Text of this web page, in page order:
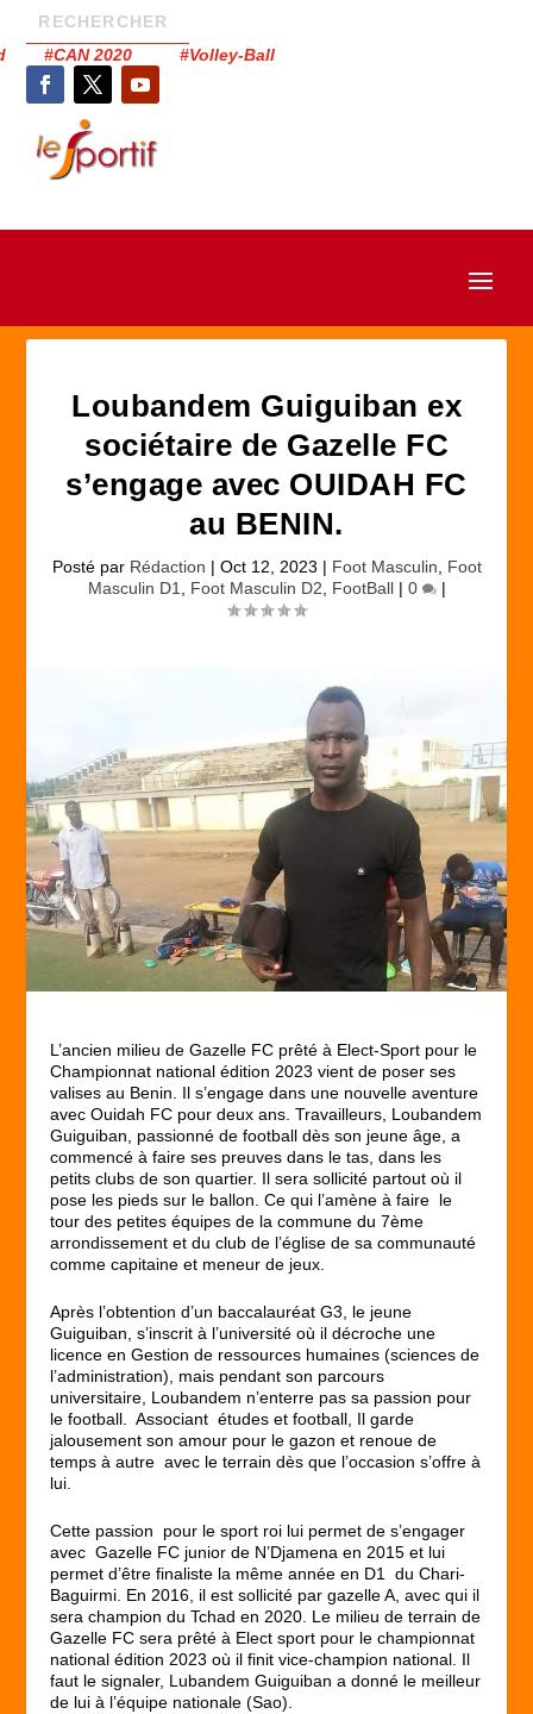
#CAN 2020 #Volley-Ball
Loubandem Guiguiban ex
sociétaire de Gazelle FC
s’engage avec OUIDAH FC
au BENIN.
Posté par Rédaction | Oct 12, 2023 | Foot Masculin
Foot
Masculin D1
Foot Masculin D2 FootBall| 0 |
L’ancien milieu de Gazelle FC prêté à Elect-Sport pour le
Championnat national édition 2023 vient de poser ses
valises au Benin. Il s’engage dans une nouvelle aventure
avec Ouidah FC pour deux ans. Travailleurs, Loubandem
Guiguiban, passionné de football dès son jeune âge, a
commencé à faire ses preuves dans le tas, dans les
petits clubs de son quartier. Il sera sollicité partout où il
pose les pieds sur le ballon. Ce qui l’amène à faire le
tour des petites équipes de la commune du 7ème
arrondissement et du club de l’église de sa communauté
comme capitaine et meneur de jeux.
Après l’obtention d’un baccalauréat G3, le jeune
Guiguiban, s’inscrit à l’université où il décroche une
licence en Gestion de ressources humaines (sciences de
l’administration), mais pendant son parcours
universitaire, Loubandem n’enterre pas sa passion pour
le football. Associant études et football, Il garde
jalousement son amour pour le gazon et renoue de
temps à autre avec le terrain dès que l’occasion s’offre à
lui.
Cette passion pour le sport roi lui permet de s’engager
avec Gazelle FC junior de N’Djamena en 2015 et lui
permet d’être finaliste la même année en D1 du Chari-
Baguirmi. En 2016, il est sollicité par gazelle A, avec qui il
sera champion du Tchad en 2020. Le milieu de terrain de
Gazelle FC sera prêté à Elect sport pour le championnat
national édition 2023 où il finit vice-champion national. Il
faut le signaler, Lubandem Guiguiban a donné le meilleur
de lui à l’équipe nationale (Sao).